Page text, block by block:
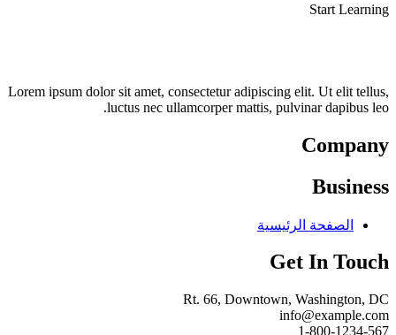
Start Learning
Lorem ipsum dolor sit amet, consectetur adipiscing elit. Ut elit tellus,
luctus nec ullamcorper mattis, pulvinar dapibus leo.
Company
Business
الصفحة الرئيسية
Get In Touch
Rt. 66, Downtown, Washington, DC
info@example.com​
1-800-1234-567